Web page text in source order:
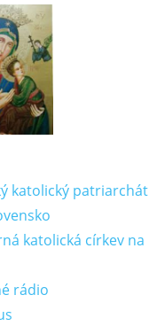
katolický patriarchát
katolická církev na
rádio